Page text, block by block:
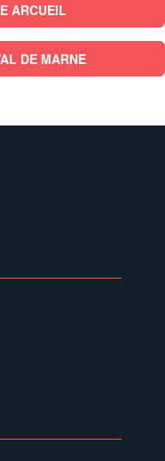
ARCUEIL
DE MARNE